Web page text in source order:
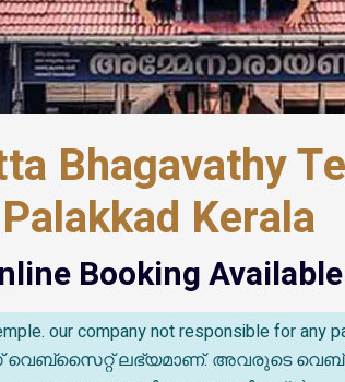
Bhagavathy
Palakkad Kerala
Booking Available
our company not responsible for
ലഭ്യമാണ്. അവരുടെ